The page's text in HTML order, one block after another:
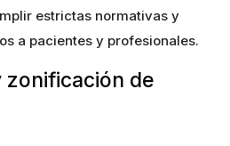
estrictas normativas y
a pacientes y profesionales.
zonificación de